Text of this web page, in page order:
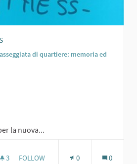
di quartiere: memoria ed
la nuova...
3 3 FOLLOWERS
FOLLOW 0 0